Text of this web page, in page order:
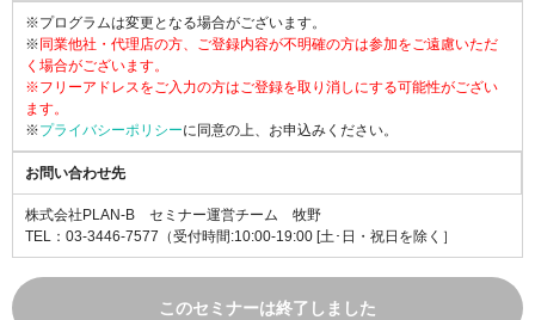
※プログラムは変更となる場合がございます。
※ 同業他社・代理店の方、ご登録内容が不明確の方は参加をご遠慮いただ
く場合がございます。
※フリーアドレスをご入力の方はご登録を取り消しにする可能性がござい
ます。
※プライバシーポリシーに同意の上、お申込みください。
お問い合わせ先
株式会社PLAN-B セミナー運営チーム 牧野
TEL：03-3446-7577 （受付時間:10:00-19:00 [土･日・祝日を除く］
このセミナーは終了しました